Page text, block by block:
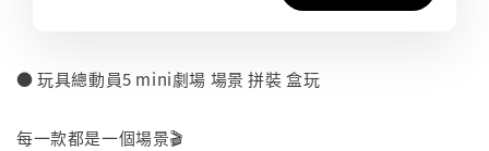
● 玩具總動員5 mini劇場 場景 拼裝 盒玩
每一款都是一個場景🎬